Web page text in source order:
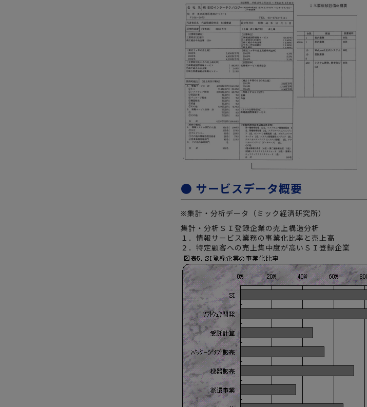
● サービスデータ概要
※集計・分析データ（ミック経済研究所）
集計・分析ＳＩ登録企業の売上構造分析
１．情報サービス業務の事業化比率と売上高
２．特定顧客への売上集中度が高いＳＩ登録企業